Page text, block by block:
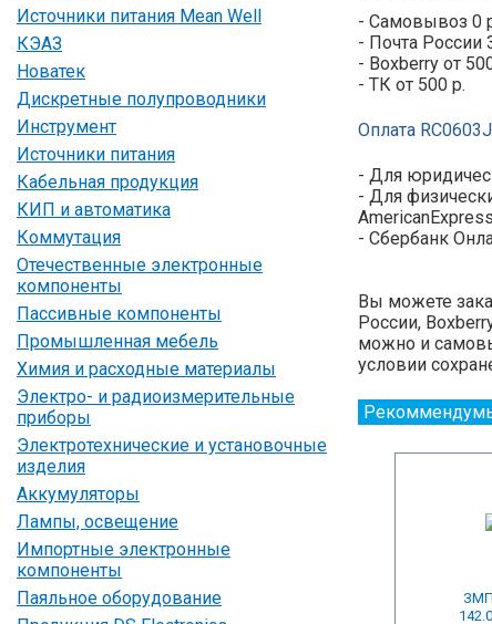
Источники питания Mean Well
КЭАЗ
Новатек
Дискретные полупроводники
Инструмент
Источники питания
Кабельная продукция
КИП и автоматика
Коммутация
Отечественные электронные
компоненты
Пассивные компоненты
Промышленная мебель
Химия и расходные материалы
Электро- и радиоизмерительные
приборы
Электротехнические и установочные
изделия
Аккумуляторы
Лампы, освещение
Импортные электронные
компоненты
Паяльное оборудование
- Самовывоз 0
- Почта России
- Boxberry от
- ТК от 500 р.
Оплата
- Для
- Для
- Сбербанк
Вы можете
России,
можно и
условии